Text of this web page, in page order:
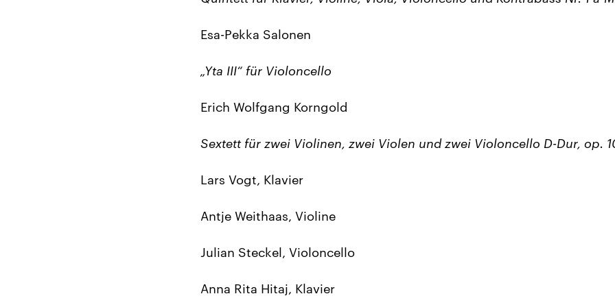
Esa-Pekka Salonen
„Yta III“ für Violoncello
Erich Wolfgang Korngold
Sextett für zwei Violinen, zwei Violen und zwei Violoncello D-Dur, op.
Lars Vogt, Klavier
Antje Weithaas, Violine
Julian Steckel, Violoncello
Anna Rita Hitaj, Klavier